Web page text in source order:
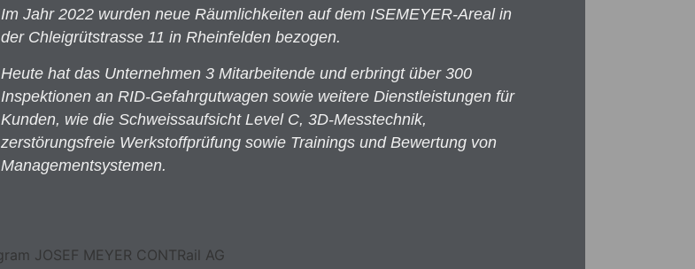
Im Jahr 2022 wurden neue Räumlichkeiten auf dem ISEMEYER-Areal in
der Chleigrütstrasse 11 in Rheinfelden bezogen.
Heute hat das Unternehmen 3 Mitarbeitende und erbringt über 300
Inspektionen an RID-Gefahrgutwagen sowie weitere Dienstleistungen für
Kunden, wie die Schweissaufsicht Level C, 3D-Messtechnik,
zerstörungsfreie Werkstoffprüfung sowie Trainings und Bewertung von
Managementsystemen.